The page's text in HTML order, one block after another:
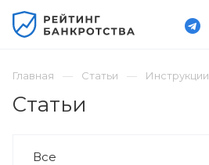
Главная Статьи Инструкции
Статьи
Все